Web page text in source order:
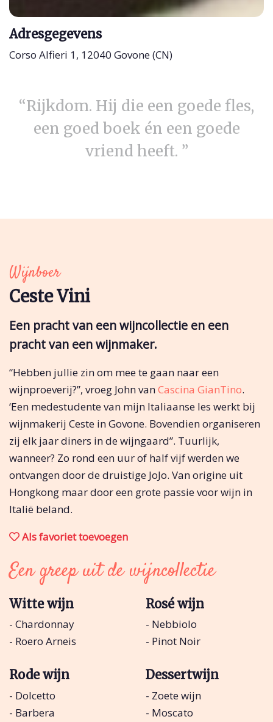
Adresgegevens
Corso Alfieri 1, 12040 Govone (CN)
“Rijkdom. Hij die een goede fles,
een goed boek én een goede
vriend heeft. ”
Wijnboer
Ceste Vini
Een pracht van een wijncollectie en een
pracht van een wijnmaker.
“Hebben jullie zin om mee te gaan naar een
wijnproeverij?”, vroeg John vanCascina GianTino.
‘Een medestudente van mijn Italiaanse les werkt bij
wijnmakerij Ceste in Govone. Bovendien organiseren
zij elk jaar diners in de wijngaard”. Tuurlijk,
wanneer? Zo rond een uur of half vijf werden we
ontvangen door de druistige JoJo. Van origine uit
Hongkong maar door een grote passie voor wijn in
Italië beland.
Als favoriet toevoegen
Een greep uit de wijncollectie
Witte wijn
- Chardonnay
- Roero Arneis
Rosé wijn
- Nebbiolo
- Pinot Noir
Rode wijn
- Dolcetto
- Barbera
Dessertwijn
- Zoete wijn
- Moscato